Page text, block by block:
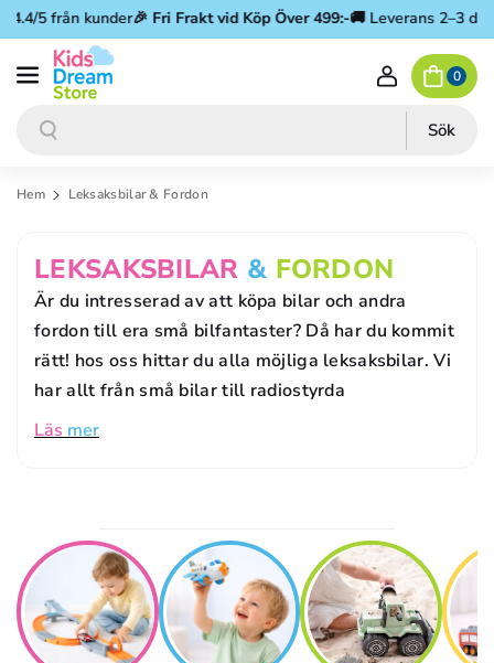
Gå vidare till innehåll
5 från kunder🎉Fri Frakt vid Köp Över 499:-🚚 Leverans 2–3 dagar
Sök Sök
0
Hem Leksaksbilar & Fordon
P
R
O
D
U
K
R
I
E
LEKSAKSBILAR & FORDON
Är du intresserad av att köpa bilar och andra
fordon till era små bilfantaster? Då har du kommit
rätt! hos oss hittar du alla möjliga leksaksbilar. Vi
har allt från små bilar till radiostyrda
Läs mer